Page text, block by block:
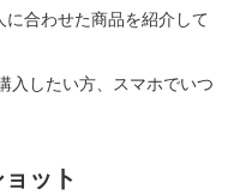
合わせた商品を紹介して
入したい方、スマホでいつ
ット